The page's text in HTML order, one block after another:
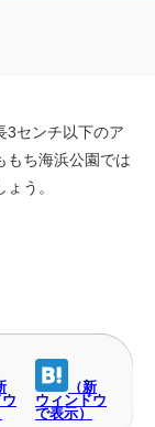
センチ以下のア
ち海浜公園では
ょう。
（新
ウィンドウ
で表示）